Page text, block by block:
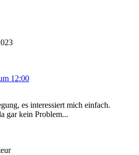
12:00
es interessiert mich einfach.
gar kein Problem...